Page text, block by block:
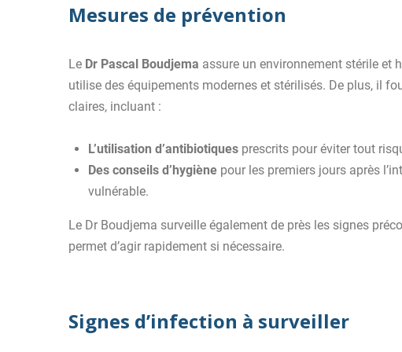
Mesures de prévention
Le Dr Pascal Boudjema assure un environnement stérile et
utilise des équipements modernes et stérilisés. De plus, il
claires, incluant :
L’utilisation d’antibiotiques prescrits pour éviter tout
Des conseils d’hygiène pour les premiers jours après
vulnérable.
Le Dr Boudjema surveille également de près les signes
permet d’agir rapidement si nécessaire.
Signes d’infection à surveiller